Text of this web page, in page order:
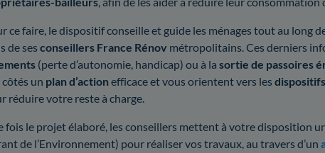
ce faire, le dispositif conseille et guide les ménages tout au long
de ses conseillers France Rénov métropolitains. Ces derniers
(perte d’autonomie, handicap) ou à la sortie de passoires
un plan d’action efficace et vous orientent vers les
réduire votre reste à charge.
fois le projet élaboré, les conseillers mettent à votre disposition
de l’Environnement) pour réaliser vos travaux, au travers d’un